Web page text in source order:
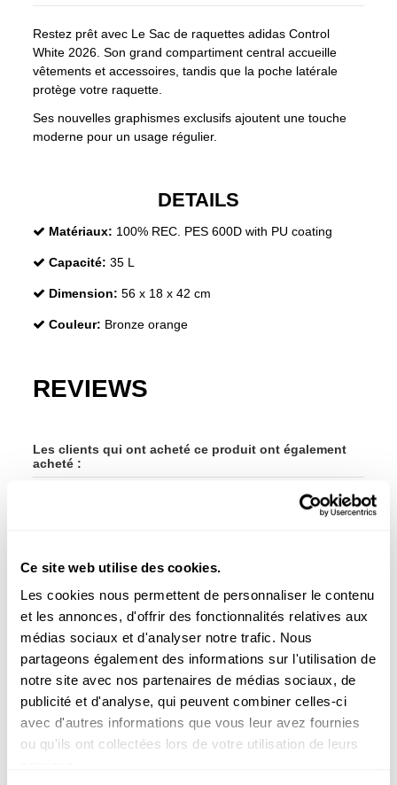
Ce site web utilise des cookies.
Les cookies nous permettent de personnaliser le contenu
et les annonces, d'offrir des fonctionnalités relatives aux
médias sociaux et d'analyser notre trafic. Nous
partageons également des informations sur l'utilisation de
notre site avec nos partenaires de médias sociaux, de
publicité et d'analyse, qui peuvent combiner celles-ci
avec d'autres informations que vous leur avez fournies
ou qu'ils ont collectées lors de votre utilisation de leurs
Restez prêt avec Le Sac de raquettes adidas Control
White 2026. Son grand compartiment central accueille
vêtements et accessoires, tandis que la poche latérale
protège votre raquette.
Ses nouvelles graphismes exclusifs ajoutent une touche
moderne pour un usage régulier.
DETAILS
Matériaux: 100% REC. PES 600D with PU coating
Capacité: 35 L
Dimension: 56 x 18 x 42 cm
Couleur: Bronze orange
REVIEWS
Les clients qui ont acheté ce produit ont également
acheté :
-